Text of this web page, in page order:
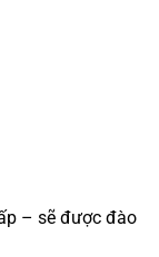
– sẽ được đào